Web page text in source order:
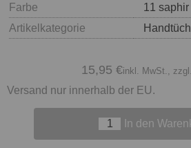
Farbe
Artikelkategorie
15,95 €inkl. MwSt., zzgl.
Versand nur innerhalb der EU.
In den